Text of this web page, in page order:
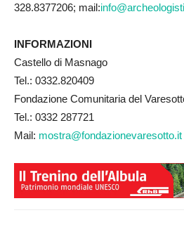
328.8377206; mail:
INFORMAZIONI
Castello di Masnago
Tel.: 0332.820409
Fondazione Comunitaria del
Tel.: 0332 287721
Mail: mostra@fondazionevaresotto.it